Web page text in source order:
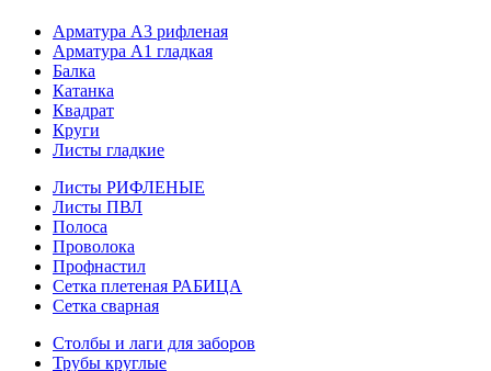
Арматура А3 рифленая
Арматура А1 гладкая
Балка
Катанка
Квадрат
Круги
Листы гладкие
Листы РИФЛЕНЫЕ
Листы ПВЛ
Полоса
Проволока
Профнастил
Сетка плетеная РАБИЦА
Сетка сварная
Столбы и лаги для заборов
Трубы круглые